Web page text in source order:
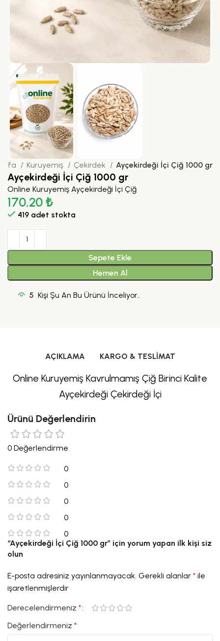
Kuruyemiş Çekirdek Ayçekirdeği İçi Çiğ 1000 gr
Ayçekirdeği İçi Çiğ 1000 gr
Online Kuruyemiş Ayçekirdeği İçi Çiğ
170,20₺
419 adet stokta
Sepete Ekle
Hemen Al
5 Kişi Şu An Bu Ürünü İnceliyor..
AÇIKLAMA KARGO & TESLIMAT
Online Kuruyemiş Kavrulmamış Çiğ Birinci Kalite
Ayçekirdeği Çekirdeği İçi
Ürünü Değerlendirin
0 Değerlendirme
0
0
0
0
0
“Ayçekirdeği İçi Çiğ 1000 gr” için yorum yapan ilk kişi siz
olun
E-posta adresiniz yayınlanmayacak. Gerekli alanlar* ile
işaretlenmişlerdir
Derecelendirmeniz*
Değerlendirmeniz*